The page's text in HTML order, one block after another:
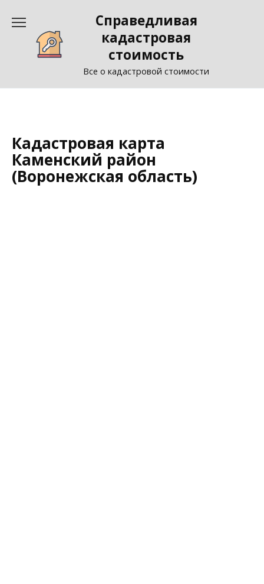
содержанию
Справедливая
кадастровая
стоимость
Все о кадастровой стоимости
Кадастровая карта
Каменский район
(Воронежская область)